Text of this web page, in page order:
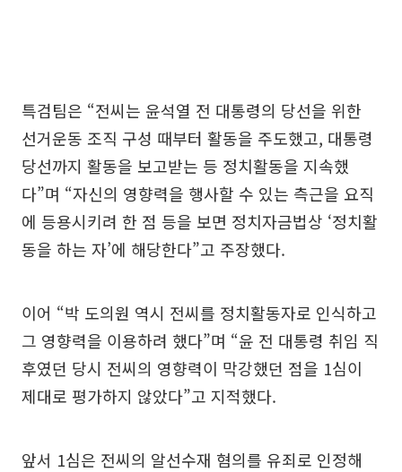
특검팀은 “전씨는 윤석열 전 대통령의 당선을 위한
선거운동 조직 구성 때부터 활동을 주도했고, 대통령
당선까지 활동을 보고받는 등 정치활동을 지속했
다”며 “자신의 영향력을 행사할 수 있는 측근을 요직
에 등용시키려 한 점 등을 보면 정치자금법상 ‘정치활
동을 하는 자’에 해당한다”고 주장했다.
이어 “박 도의원 역시 전씨를 정치활동자로 인식하고
그 영향력을 이용하려 했다”며 “윤 전 대통령 취임 직
후였던 당시 전씨의 영향력이 막강했던 점을 1심이
제대로 평가하지 않았다”고 지적했다.
앞서 1심은 전씨의 알선수재 혐의를 유죄로 인정해